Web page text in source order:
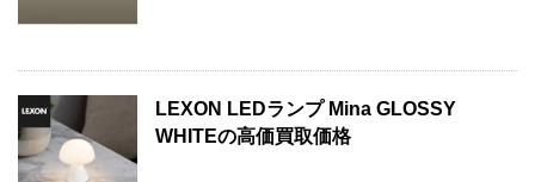
LEXON LEDランプ Mina GLOSSY
WHITEの高価買取価格